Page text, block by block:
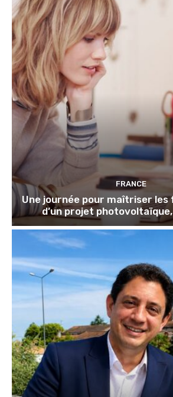
FRANCE
Une journée pour maîtriser
d’un projet